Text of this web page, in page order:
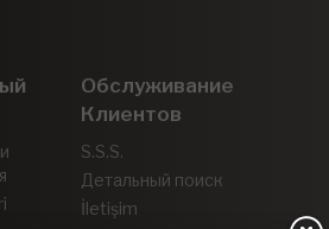
Обслуживание
Клиентов
S.S.S.
Детальный поиск
İletişim